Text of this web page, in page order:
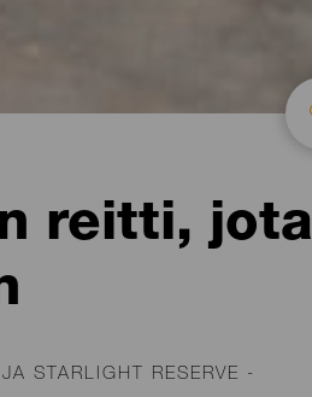
reitti, jota
STARLIGHT RESERVE -